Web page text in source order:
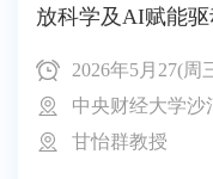
放科学及AI赋能
2026年5月27(周
中央财经大学沙
甘怡群教授